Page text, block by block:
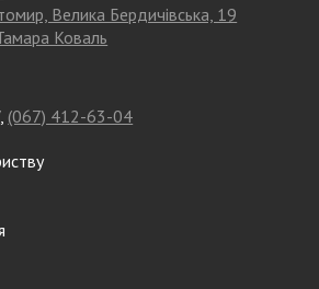
Велика Бердичівська, 19
Коваль
, (067) 412-63-04